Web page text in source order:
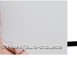
©Pexels/laura-chouette